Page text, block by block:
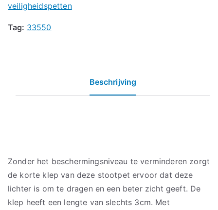
veiligheidspetten
Tag: 33550
Beschrijving
Zonder het beschermingsniveau te verminderen zorgt
de korte klep van deze stootpet ervoor dat deze
lichter is om te dragen en een beter zicht geeft. De
klep heeft een lengte van slechts 3cm. Met